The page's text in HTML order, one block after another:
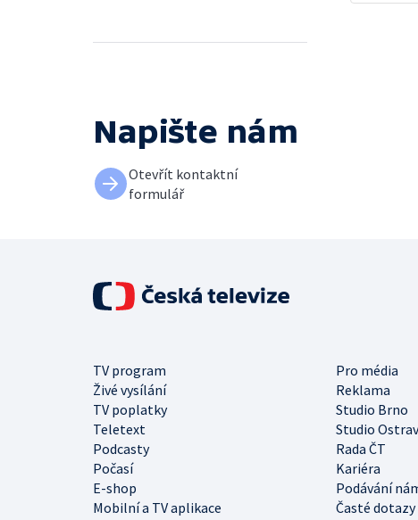
Napište nám
Otevřít kontaktní
formulář
TV program
Pro média
Živé vysílání
Reklama
TV poplatky
Studio Brno
Teletext
Studio
Podcasty
Rada ČT
Počasí
Kariéra
E-shop
Podávání
Mobilní a TV aplikace
Časté dotazy